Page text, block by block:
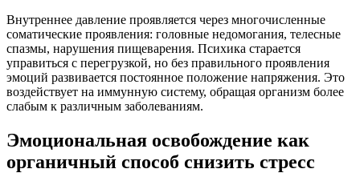
Внутреннее давление проявляется через многочисленные
соматические проявления: головные недомогания, телесные
спазмы, нарушения пищеварения. Психика старается
управиться с перегрузкой, но без правильного проявления
эмоций развивается постоянное положение напряжения. Это
воздействует на иммунную систему, обращая организм более
слабым к различным заболеваниям.
Эмоциональная освобождение как
органичный способ снизить стресс